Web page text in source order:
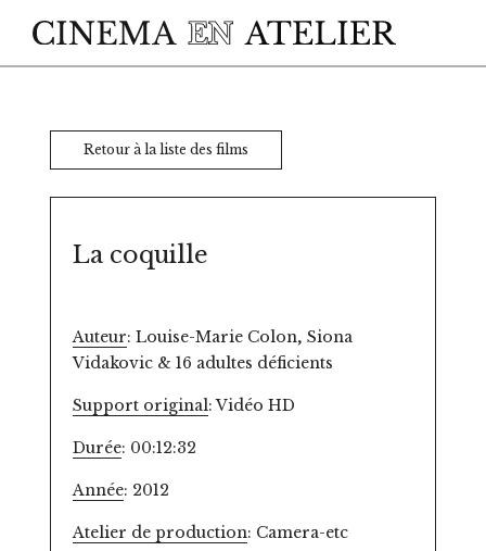
Retour à la liste des films
La coquille
Auteur: Louise-Marie Colon, Siona
Vidakovic & 16 adultes déficients
Support original: Vidéo HD
Durée: 00:12:32
Année: 2012
Atelier de production: Camera-etc